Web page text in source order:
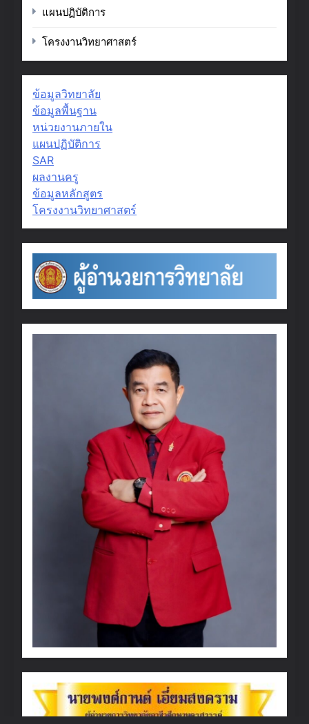
แผนปฏิบัติการ
โครงงานวิทยาศาสตร์
ข้อมูลวิทยาลัย
ข้อมูลพื้นฐาน
หน่วยงานภายใน
แผนปฏิบัติการ
SAR
ผลงานครู
ข้อมูลหลักสูตร
โครงงานวิทยาศาสตร์